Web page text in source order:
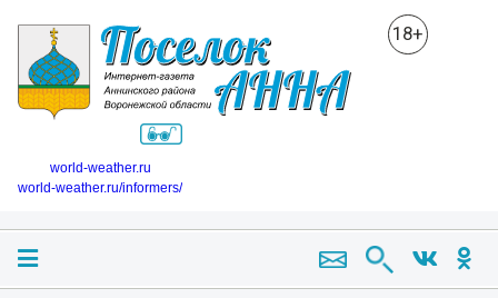
18+
world-weather.ru
world-weather.ru/informers/